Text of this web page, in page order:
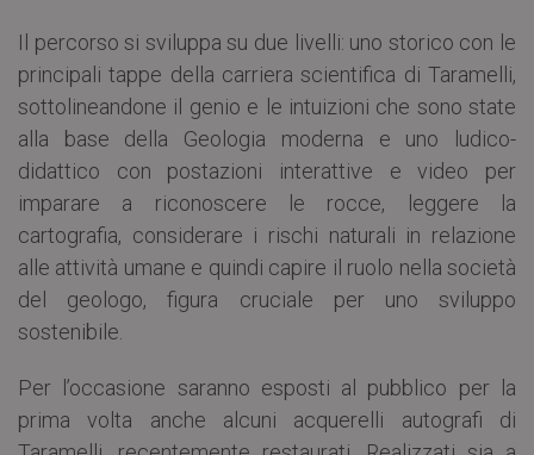
Il percorso si sviluppa su due livelli: uno storico con le
principali tappe della carriera scientifica di Taramelli,
sottolineandone il genio e le intuizioni che sono state
alla base della Geologia moderna e uno ludico-
didattico con postazioni interattive e video per
imparare a riconoscere le rocce, leggere la
cartografia, considerare i rischi naturali in relazione
alle attività umane e quindi capire il ruolo nella società
del geologo, figura cruciale per uno sviluppo
sostenibile.
Per l’occasione saranno esposti al pubblico per la
prima volta anche alcuni acquerelli autografi di